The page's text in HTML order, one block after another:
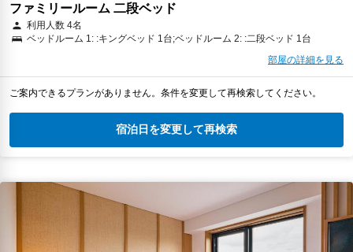
ファミリールーム 二段ベッド
利用人数 4名
ベッドルーム 1: :キングベッド 1台;ベッドルーム 2: :二段ベッド 1台
部屋の詳細を見る
ご案内できるプランがありません。条件を変更して再検索してください。
宿泊日を変更して再検索